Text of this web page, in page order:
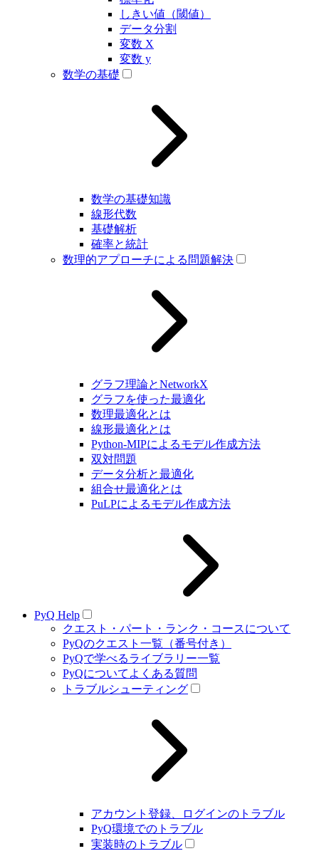
しきい値（閾値）
データ分割
変数 X
変数 y
数学の基礎
数学の基礎知識
線形代数
基礎解析
確率と統計
数理的アプローチによる問題解決
グラフ理論とNetworkX
グラフを使った最適化
数理最適化とは
線形最適化とは
Python-MIPによるモデル作成方法
双対問題
データ分析と最適化
組合せ最適化とは
PuLPによるモデル作成方法
PyQ Help
クエスト・パート・ランク・コースについて
PyQのクエスト一覧（番号付き）
PyQで学べるライブラリー一覧
PyQについてよくある質問
トラブルシューティング
アカウント登録、ログインのトラブル
PyQ環境でのトラブル
実装時のトラブル